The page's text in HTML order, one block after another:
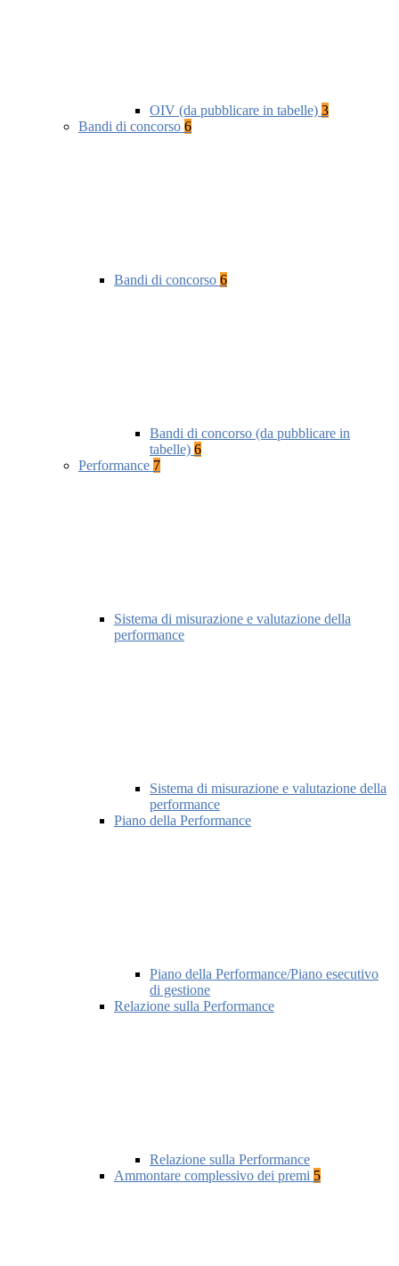
OIV (da pubblicare in tabelle) 3
Bandi di concorso 6
Bandi di concorso 6
Bandi di concorso (da pubblicare in
tabelle) 6
Performance 7
Sistema di misurazione e valutazione della
performance
Sistema di misurazione e valutazione della
performance
Piano della Performance
Piano della Performance/Piano esecutivo
di gestione
Relazione sulla Performance
Relazione sulla Performance
Ammontare complessivo dei premi 5